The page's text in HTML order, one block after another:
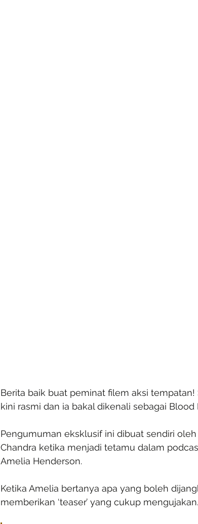
Berita baik buat peminat filem aksi
kini rasmi dan ia bakal dikenali sebagai Blood
Pengumuman eksklusif ini dibuat sendiri
Chandra ketika menjadi tetamu dalam
Amelia Henderson.
Ketika Amelia bertanya apa yang boleh
memberikan ‘teaser’ yang cukup mengujakan.